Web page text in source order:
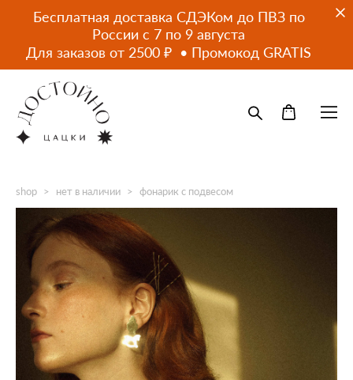
Бесплатная доставка СДЭКом до ПВЗ по
России с 7 по 9 августа
Для заказов от 2500 ₽ • Промокод GRATIS
shop > нет в наличии > фонарик с подвесом